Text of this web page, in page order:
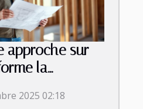
approche sur
la
2025 02:18